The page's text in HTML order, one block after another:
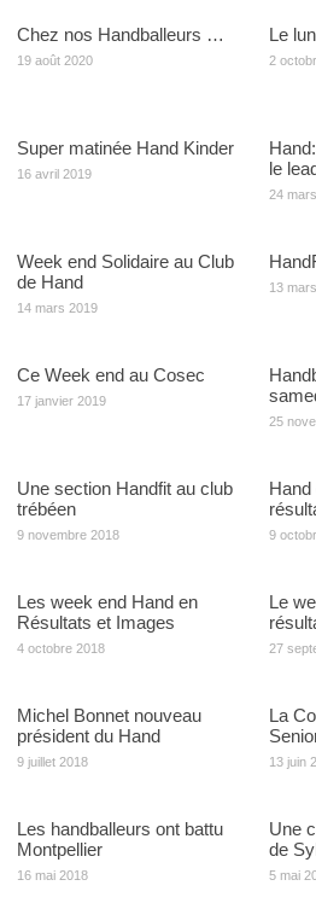
Chez nos Handballeurs …
19 août 2020
Le
2
Super matinée Hand Kinder
16 avril 2019
le
24
Week end Solidaire au Club
de Hand
14 mars 2019
13
Ce Week end au Cosec
17 janvier 2019
25
Une section Handfit au club
trébéen
9 novembre 2018 9
Les week end Hand en
Résultats et Images
4 octobre 2018
Le
27
Michel Bonnet nouveau
président du Hand
9 juillet 2018
La
13 juin
Les handballeurs ont battu
Montpellier
16 mai 2018
Une
de
5 mai